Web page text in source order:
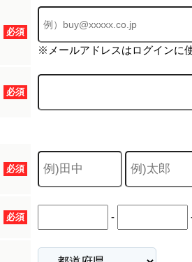
必須
※メールアドレスはログインに
必須
必須
必須 -